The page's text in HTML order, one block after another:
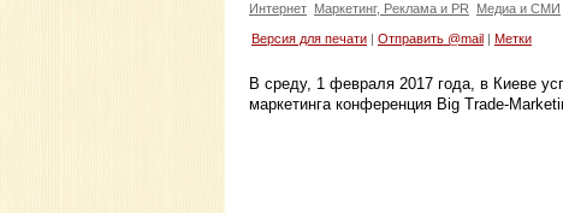
Интернет Маркетинг, Реклама и PR Медиа и СМИ
Версия для печати Отправить @mail Метки
В среду, 1 февраля 2017 года, в Киеве
маркетинга конференция Big Trade-